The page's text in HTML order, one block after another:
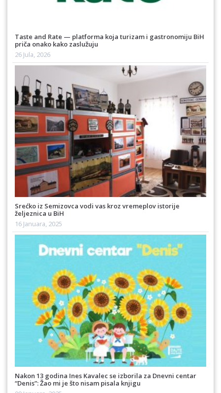
Taste and Rate — platforma koja turizam i gastronomiju BiH
priča onako kako zaslužuju
26 Jula, 2026
Srećko iz Semizovca vodi vas kroz vremeplov istorije
željeznica u BiH
16 Januara, 2025
Nakon 13 godina Ines Kavalec se izborila za Dnevni centar
“Denis”: Žao mi je što nisam pisala knjigu